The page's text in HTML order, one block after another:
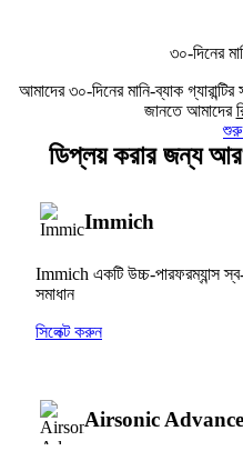
৩০-দিনের
আমাদের ৩০-দিনের মানি-ব্যাক
জানতে আমাদের
ডিপ্লয় করার জন্য
Immich
Immich একটি উচ্চ-পারফরম্যান্স
সমাধান
সিলেক্ট করুন
Airsonic